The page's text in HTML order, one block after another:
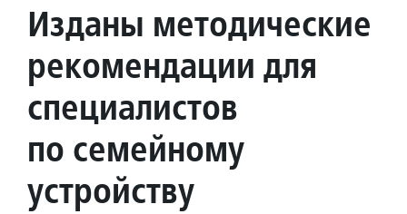
Изданы методические
рекомендации для
специалистов
по семейному
устройству